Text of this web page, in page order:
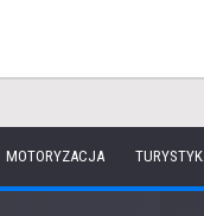
MOTORYZACJA